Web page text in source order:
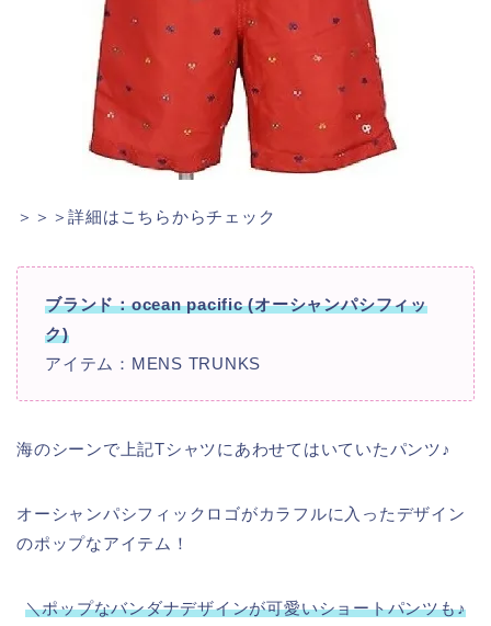
＞＞＞詳細はこちらからチェック
ブランド：ocean pacific (オーシャンパシフィッ
ク)
アイテム：MENS TRUNKS
海のシーンで上記Tシャツにあわせてはいていたパンツ♪
オーシャンパシフィックロゴがカラフルに入ったデザイン
のポップなアイテム！
＼ポップなバンダナデザインが可愛いショートパンツも♪